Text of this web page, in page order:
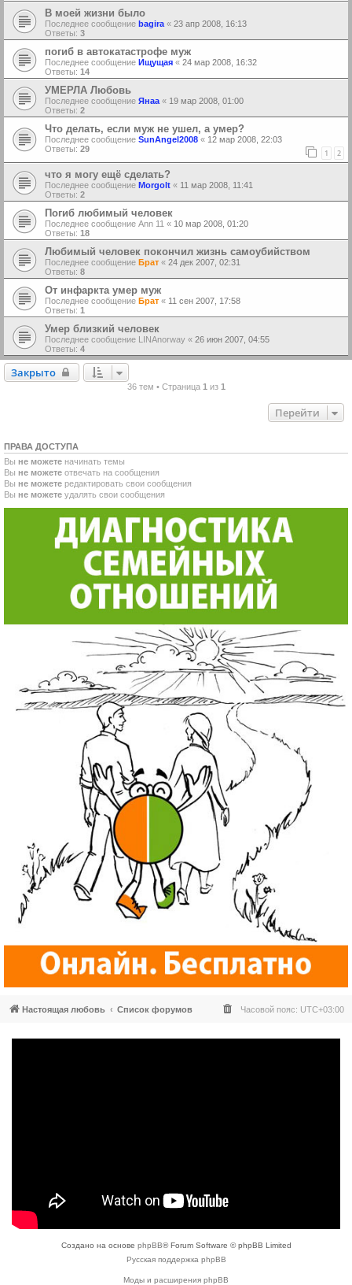
В моей жизни было
Последнее сообщение bagira « 23 апр 2008, 16:13
Ответы: 3
погиб в автокатастрофе муж
Последнее сообщение Ищущая « 24 мар 2008, 16:32
Ответы: 14
УМЕРЛА Любовь
Последнее сообщение Янаа « 19 мар 2008, 01:00
Ответы: 2
Что делать, если муж не ушел, а умер?
Последнее сообщение SunAngel2008 « 12 мар 2008, 22:03
Ответы: 29 1 2
что я могу ещё сделать?
Последнее сообщение Morgolt « 11 мар 2008, 11:41
Ответы: 2
Погиб любимый человек
Последнее сообщение Ann 11 « 10 мар 2008, 01:20
Ответы: 18
Любимый человек покончил жизнь самоубийством
Последнее сообщение Брат « 24 дек 2007, 02:31
Ответы: 8
От инфаркта умер муж
Последнее сообщение Брат « 11 сен 2007, 17:58
Ответы: 1
Умер близкий человек
Последнее сообщение LINAnorway « 26 июн 2007, 04:55
Ответы: 4
Закрыто
Закрыто
36 тем • Страница 1 из 1
Перейти
ПРАВА ДОСТУПА
Вы не можете начинать темы
Вы не можете отвечать на сообщения
Вы не можете редактировать свои сообщения
Вы не можете удалять свои сообщения
Настоящая любовь Список форумов Часовой пояс: UTC+03:00
Создано на основе phpBB® Forum Software © phpBB Limited
Русская поддержка phpBB
Моды и расширения phpBB